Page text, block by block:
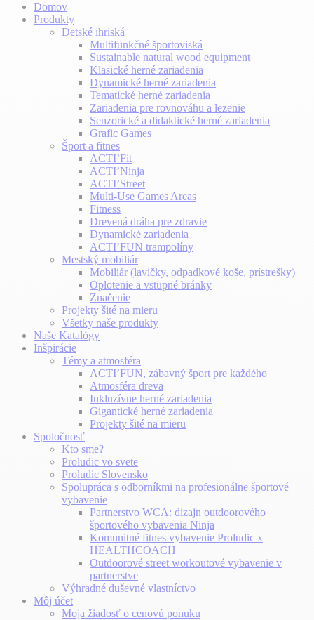
Domov
Produkty
Detské ihriská
Multifunkčné športoviská
Sustainable natural wood equipment
Klasické herné zariadenia
Dynamické herné zariadenia
Tematické herné zariadenia
Zariadenia pre rovnováhu a lezenie
Senzorické a didaktické herné zariadenia
Grafic Games
Šport a fitnes
ACTI’Fit
ACTI’Ninja
ACTI’Street
Multi-Use Games Areas
Fitness
Drevená dráha pre zdravie
Dynamické zariadenia
ACTI’FUN trampolíny
Mestský mobiliár
Mobiliár (lavičky, odpadkové koše, prístrešky)
Oplotenie a vstupné bránky
Značenie
Projekty šité na mieru
Všetky naše produkty
Naše Katalógy
Inšpirácie
Témy a atmosféra
ACTI’FUN, zábavný šport pre každého
Atmosféra dreva
Inkluzívne herné zariadenia
Gigantické herné zariadenia
Projekty šité na mieru
Spoločnosť
Kto sme?
Proludic vo svete
Proludic Slovensko
Spolupráca s odborníkmi na profesionálne športové
vybavenie
Partnerstvo WCA: dizajn outdoorového
športového vybavenia Ninja
Komunitné fitnes vybavenie Proludic x
HEALTHCOACH
Outdoorové street workoutové vybavenie v
partnerstve
Výhradné duševné vlastníctvo
Môj účet
Moja žiadosť o cenovú ponuku